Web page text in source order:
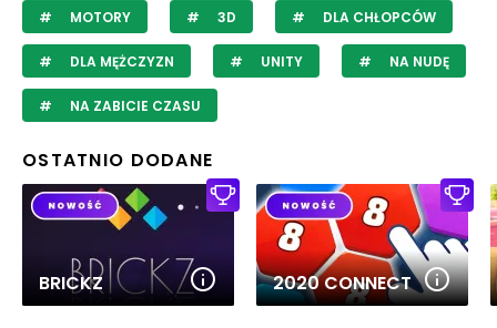
MOTORY 3D DLA CHŁOPCÓW
DLA MĘŻCZYZN UNITY NA NUDĘ
NA ZABICIE CZASU
OSTATNIO DODANE
BRICKZ 2020 CONNECT